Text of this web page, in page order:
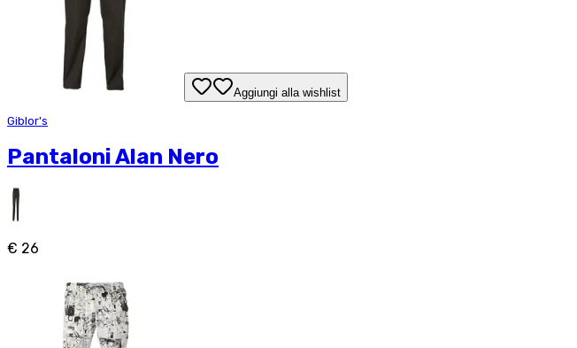
Aggiungi alla wishlist
Giblor's
Pantaloni Alan Nero
€ 26